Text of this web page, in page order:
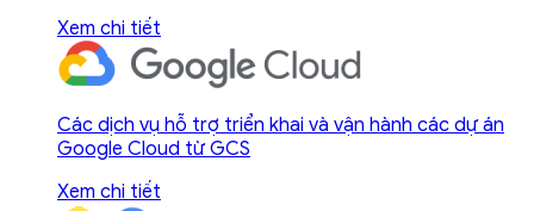
Xem chi tiết
Các dịch vụ hỗ trợ triển khai và vận hành các dự án
Google Cloud từ GCS
Xem chi tiết